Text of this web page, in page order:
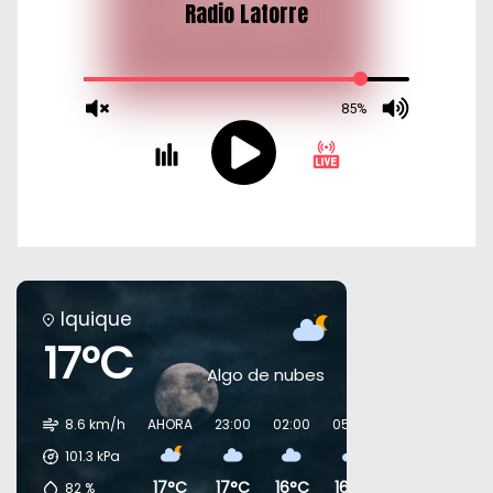
Iquique
17°C Algo de nubes
8.6 km/h
101.3 kPa
82 %
AHORA
17°C
23:00
17°C
02:00
16°C
05:00
16°C